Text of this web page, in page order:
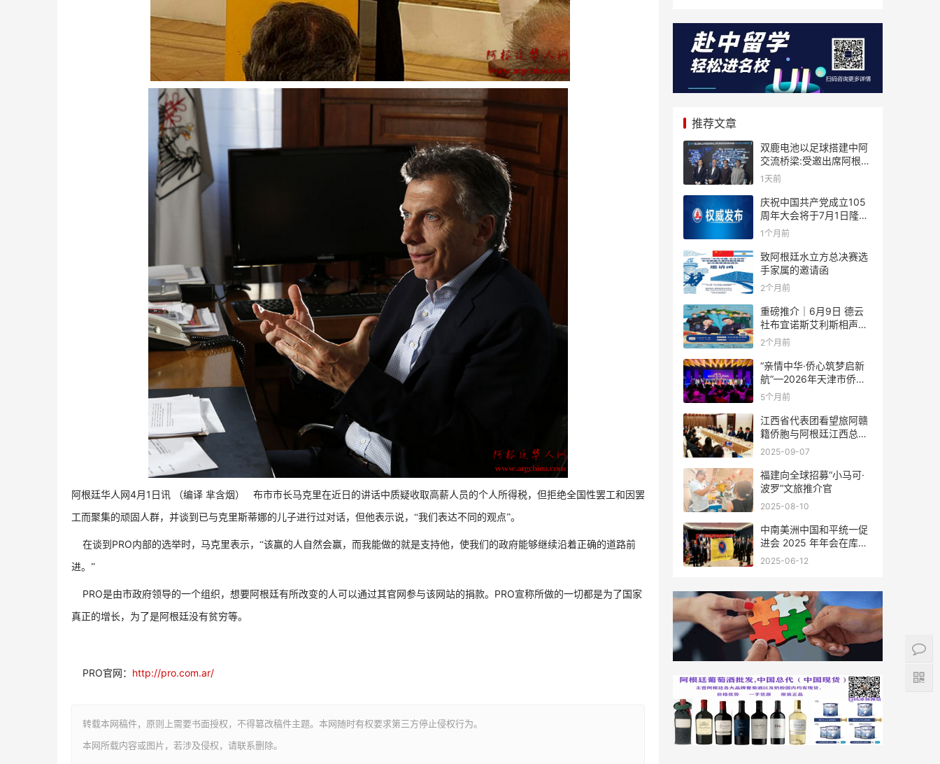
阿根廷华人网4月 1 日讯 （编译 芈含烟） 布市市长马克里在近日的讲话中质疑收取高薪人员的个人所得税，但拒绝全国性罢工和因罢
工而聚集的顽固人群，并谈到已与克里斯蒂娜的儿子进行过对话，但他表示说，“我们表达不同的观点”。
在谈到 PRO内部的选举时，马克里表示，“该赢的人自然会赢，而我能做的就是支持他，使我们的政府能够继续沿着正确的道路前
进。”
PRO是由市政府领导的一个组织，想要阿根廷有所改变的人可以通过其官网参与该网站的捐款。 PRO宣称所做的一切都是为了国家
真正的增长，为了是阿根廷没有贫穷等。
PRO官网： http://pro.com.ar/
转载本网稿件，原则上需要书面授权，不得篡改稿件主题。本网随时有权要求第三方停止侵权行为。
本网所载内容或图片，若涉及侵权，请联系删除。
推荐文章
双鹿电池以足球搭建中阿
交流桥梁:受邀出席阿根廷
足协赞助商招待会！
1天前
庆祝中国共产党成立105
周年大会将于7月1日隆重
举行
1个月前
致阿根廷水立方总决赛选
手家属的邀请函
2个月前
重磅推介｜6月9日 德云
社布宜诺斯艾利斯相声专
场！国风曲艺邂逅南美风
结！
2个月前
“亲情中华·侨心筑梦启新
航”—2026年天津市侨界
新春联谊活动成功举办
5个月前
江西省代表团看望旅阿赣
籍侨胞与阿根廷江西总商
会座谈
2025-09-07
福建向全球招募“小马可·
波罗”文旅推介官
2025-08-10
中南美洲中国和平统一促
进会 2025 年年会在库拉
索圆满举行，共绘反“独”
2025-06-12